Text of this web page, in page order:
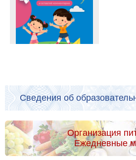
Сведения об
Организация
Ежедневные